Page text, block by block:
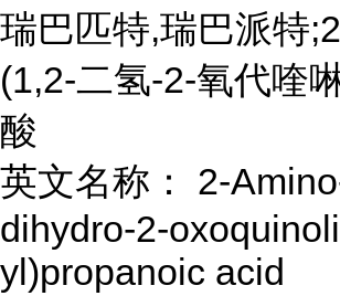
瑞巴匹特,瑞巴派特
(1,2-二氢-2-氧代喹
酸
英文名称： 2-
dihydro-2-
yl)propanoic acid